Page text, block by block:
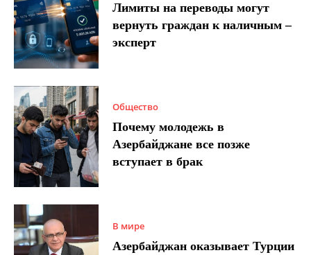
Лимиты на переводы могут
вернуть граждан к наличным –
эксперт
Общество
Почему молодежь в
Азербайджане все позже
вступает в брак
В мире
Азербайджан оказывает Турции